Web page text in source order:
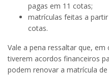
pagas em 11 cotas;
matrículas feitas a
cotas.
Vale a pena ressaltar que,
tiverem acordos financeiros
podem renovar a matrícula